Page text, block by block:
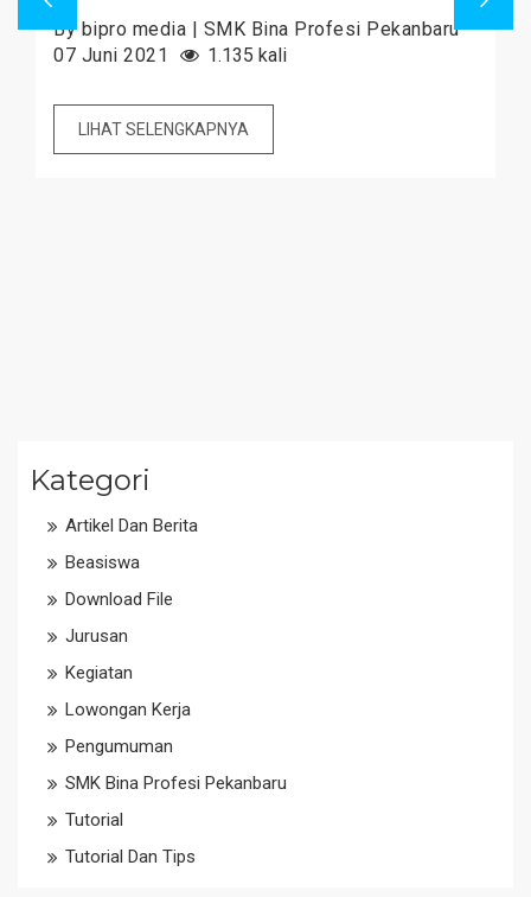
By bipro media | SMK Bina Profesi Pekanbaru
07 Juni 2021
1.135 kali
LIHAT SELENGKAPNYA
Kategori
Artikel Dan Berita
Beasiswa
Download File
Jurusan
Kegiatan
Lowongan Kerja
Pengumuman
SMK Bina Profesi Pekanbaru
Tutorial
Tutorial Dan Tips